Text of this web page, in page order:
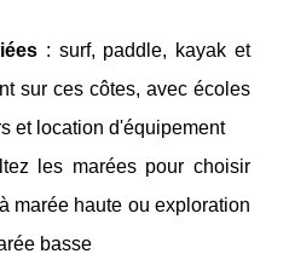
: surf, paddle, kayak et
sur ces côtes, avec écoles
et location d'équipement
les marées pour choisir
marée haute ou exploration
basse